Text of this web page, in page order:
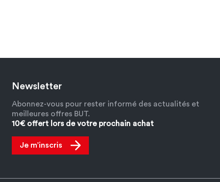
Newsletter
Abonnez-vous pour rester informé des actualités et
meilleures offres BUT.
10€ offert lors de votre prochain achat
Je m’inscris